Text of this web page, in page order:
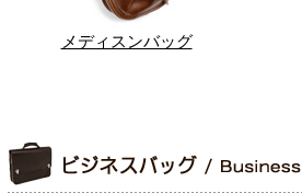
メディスンバッグ